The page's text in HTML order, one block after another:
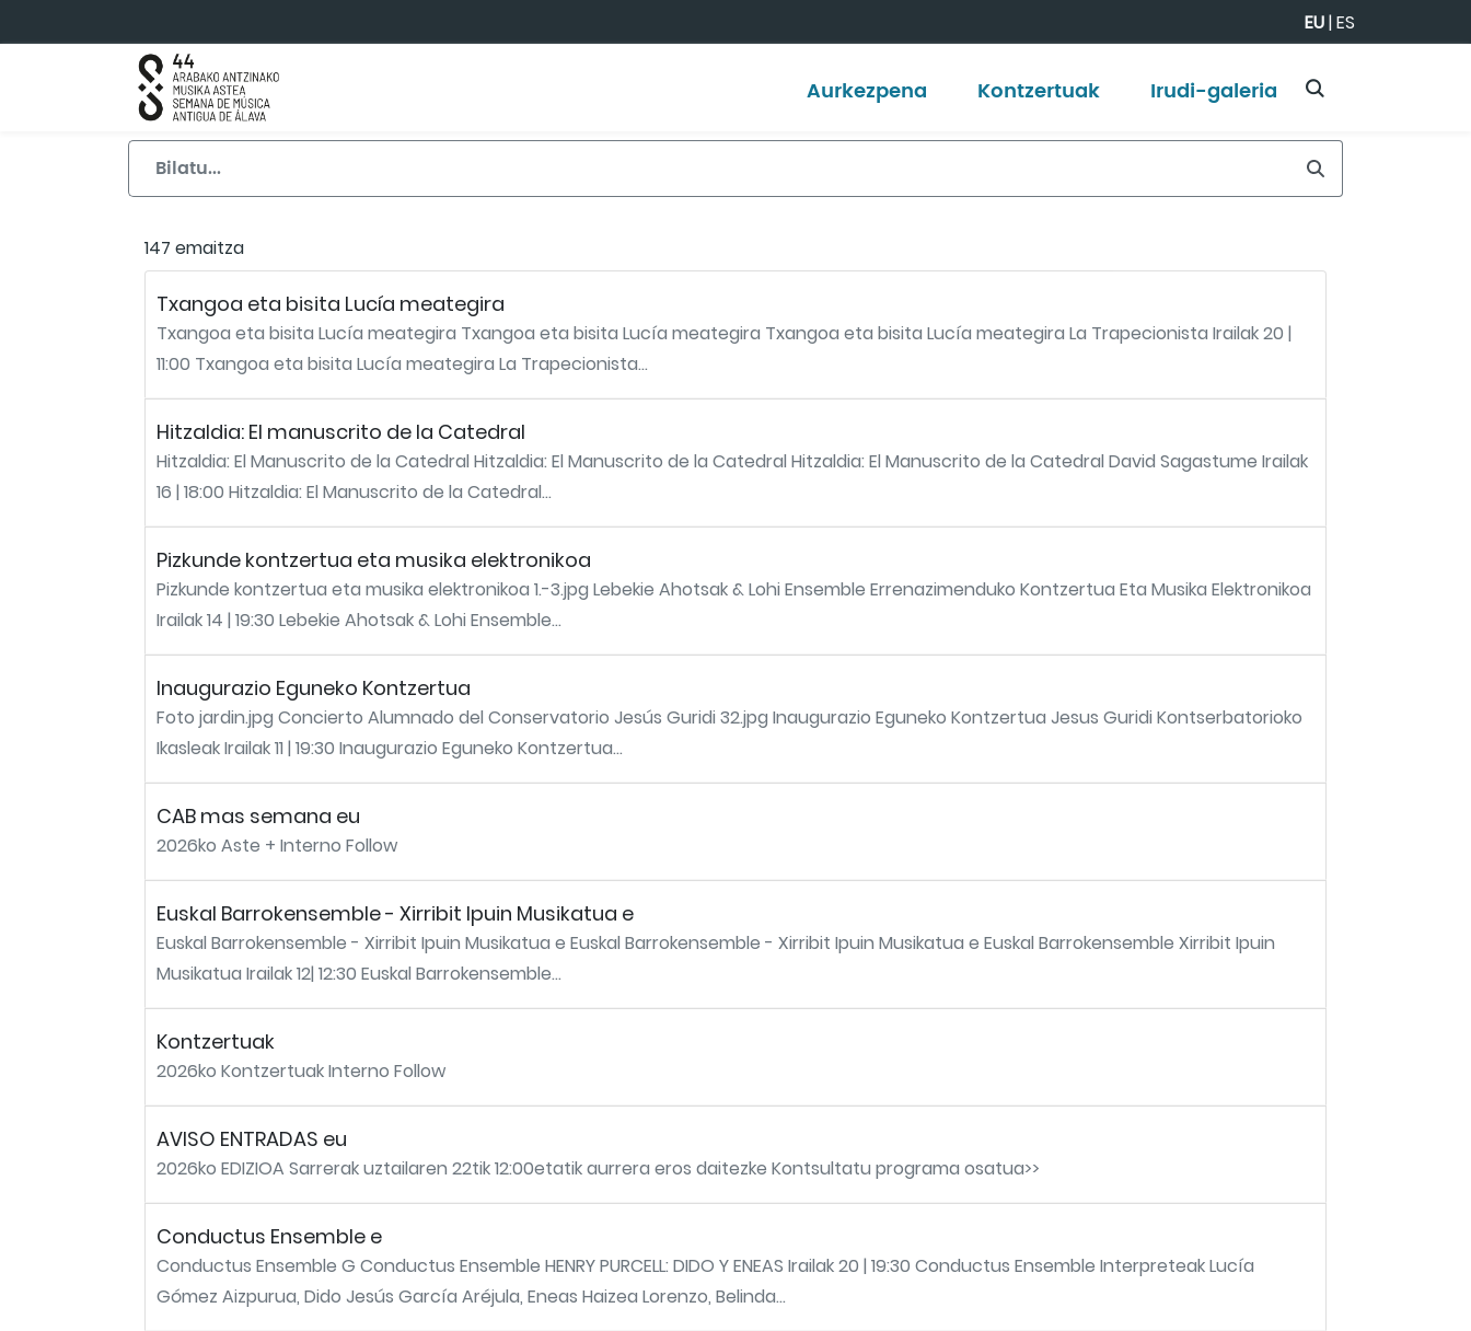
EU|ES
Aurkezpena Kontzertuak Irudi-galeria
147 emaitza
Txangoa eta bisita Lucía meategira
Txangoa eta bisita Lucía meategira Txangoa eta bisita Lucía meategira Txangoa eta bisita Lucía meategira La Trapecionista Irailak 20 |
11:00 Txangoa eta bisita Lucía meategira La Trapecionista...
Hitzaldia: El manuscrito de la Catedral
Hitzaldia: El Manuscrito de la Catedral Hitzaldia: El Manuscrito de la Catedral Hitzaldia: El Manuscrito de la Catedral David Sagastume Irailak
16 | 18:00 Hitzaldia: El Manuscrito de la Catedral...
Pizkunde kontzertua eta musika elektronikoa
Pizkunde kontzertua eta musika elektronikoa 1.-3.jpg Lebekie Ahotsak & Lohi Ensemble Errenazimenduko Kontzertua Eta Musika Elektronikoa
Irailak 14 | 19:30 Lebekie Ahotsak & Lohi Ensemble...
Inaugurazio Eguneko Kontzertua
Foto jardin.jpg Concierto Alumnado del Conservatorio Jesús Guridi 32.jpg Inaugurazio Eguneko Kontzertua Jesus Guridi Kontserbatorioko
Ikasleak Irailak 11 | 19:30 Inaugurazio Eguneko Kontzertua...
CAB mas semana eu
2026ko Aste + Interno Follow
Euskal Barrokensemble - Xirribit Ipuin Musikatua e
Euskal Barrokensemble - Xirribit Ipuin Musikatua e Euskal Barrokensemble - Xirribit Ipuin Musikatua e Euskal Barrokensemble Xirribit Ipuin
Musikatua Irailak 12| 12:30 Euskal Barrokensemble...
Kontzertuak
2026ko Kontzertuak Interno Follow
AVISO ENTRADAS eu
2026ko EDIZIOA Sarrerak uztailaren 22tik 12:00etatik aurrera eros daitezke Kontsultatu programa osatua>>
Conductus Ensemble e
Conductus Ensemble G Conductus Ensemble HENRY PURCELL: DIDO Y ENEAS Irailak 20 | 19:30 Conductus Ensemble Interpreteak Lucía
Gómez Aizpurua, Dido Jesús García Aréjula, Eneas Haizea Lorenzo, Belinda...